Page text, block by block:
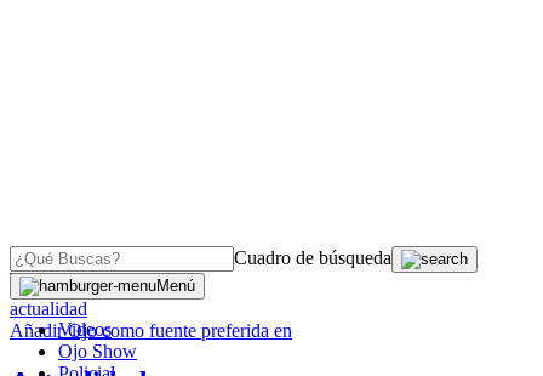
Cuadro de búsqueda
Menú
Videos
Ojo Show
OJO
actualidad
AñadirOjocomo fuente preferida en